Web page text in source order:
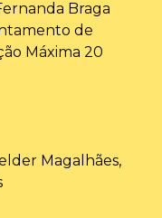
Braga
de
Máxima 20
Magalhães,